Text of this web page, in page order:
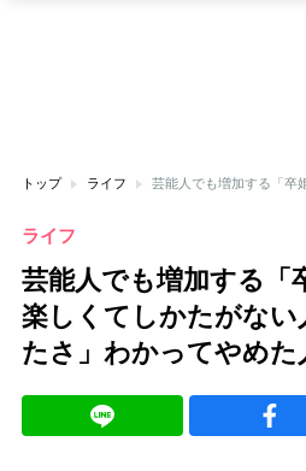
トップ ライフ
ライフ
芸能人でも増加する
楽しくてしかたがな
たさ」わかってやめた